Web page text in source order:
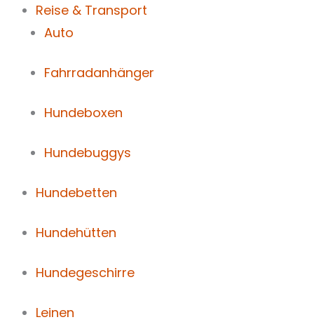
Reise & Transport
Auto
Fahrradanhänger
Hundeboxen
Hundebuggys
Hundebetten
Hundehütten
Hundegeschirre
Leinen